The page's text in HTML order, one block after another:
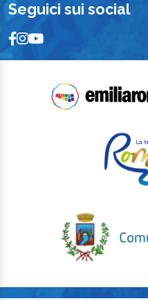
Seguici sui social